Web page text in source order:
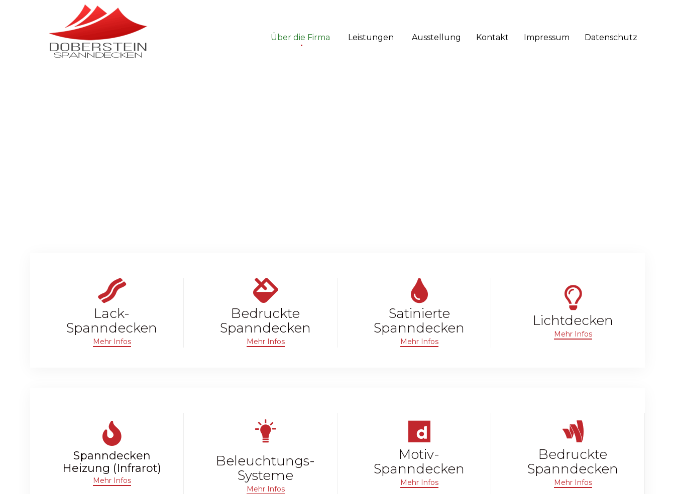
Über die Firma Leistungen Ausstellung Kontakt Impressum Datenschutz
Lack-
Spanndecken
Mehr Infos
Bedruckte
Spanndecken
Mehr Infos
Satinierte
Spanndecken
Mehr Infos
Lichtdecken
Mehr Infos
Spanndecken
Heizung (Infrarot)
Mehr Infos
Beleuchtungs-
Systeme
Mehr Infos
Motiv-
Spanndecken
Mehr Infos
Bedruckte
Spanndecken
Mehr Infos